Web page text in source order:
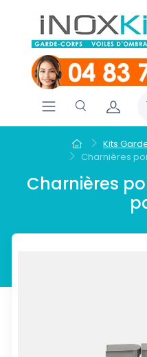
Kits
Charnières
Charnières